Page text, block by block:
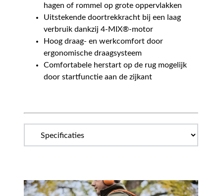
hagen of rommel op grote oppervlakken
Uitstekende doortrekkracht bij een laag
verbruik dankzij 4-MIX®-motor
Hoog draag- en werkcomfort door
ergonomische draagsysteem
Comfortabele herstart op de rug mogelijk
door startfunctie aan de zijkant